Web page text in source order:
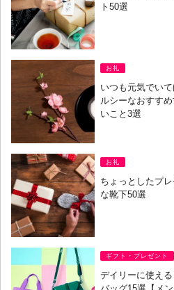
ト50選
お礼
いつも元気でい
ルシーなおすす
いこと3選
お礼
ちょっとしたプ
な靴下50選
ギフト・プレゼント
デイリーに使え